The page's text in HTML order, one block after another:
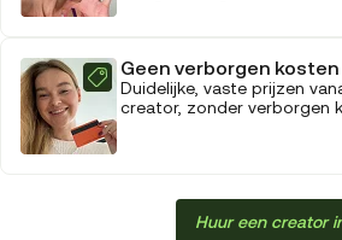
Geen verborgen kosten
Duidelijke, vaste prijzen
creator, zonder verborgen
Huur een creator